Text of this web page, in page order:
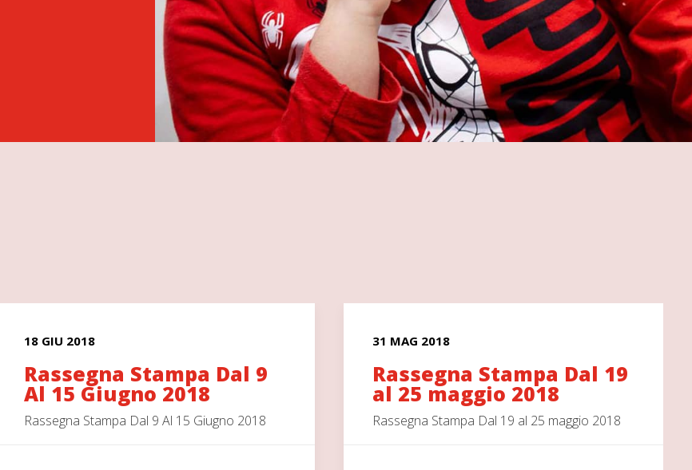
18 GIU 2018
Rassegna Stampa Dal 9
Al 15 Giugno 2018
Rassegna Stampa Dal 9 Al 15 Giugno 2018
31 MAG 2018
Rassegna Stampa Dal 19
al 25 maggio 2018
Rassegna Stampa Dal 19 al 25 maggio 2018